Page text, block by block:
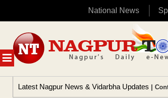
National News
MENU
content
Latest Nagpur News & Vidarbha Updates |